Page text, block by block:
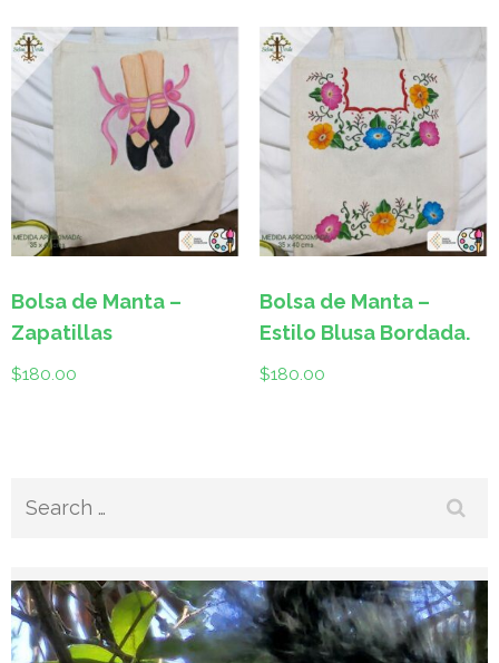
Bolsa de Manta –
Zapatillas
$180.00
Bolsa de Manta –
Estilo Blusa Bordada.
$180.00
Search